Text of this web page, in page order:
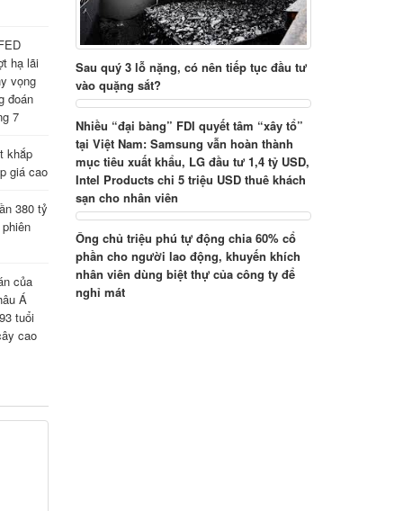
hạ lãi
vọng
đoán
7
khắp
giá cao
380 tỷ
của
Á
tuổi
cao
Sau quý 3 lỗ nặng, có nên tiếp tục đầu tư
vào quặng sắt?
Nhiều “đại bàng” FDI quyết tâm “xây tổ”
tại Việt Nam: Samsung vẫn hoàn thành
mục tiêu xuất khẩu, LG đầu tư 1,4 tỷ USD,
Intel Products chi 5 triệu USD thuê khách
sạn cho nhân viên
Ông chủ triệu phú tự động chia 60% cổ
phần cho người lao động, khuyến khích
nhân viên dùng biệt thự của công ty để
nghỉ mát